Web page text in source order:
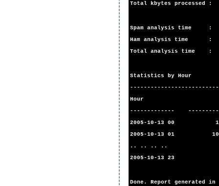
Total kbytes
Spam analysis time
Ham analysis time
Total analysis time :
Statistics by Hour
Hour
-------------
2005-10-13 00
2005-10-13 01
.. .. .. ..
2005-10-13 23
Done. Report generated